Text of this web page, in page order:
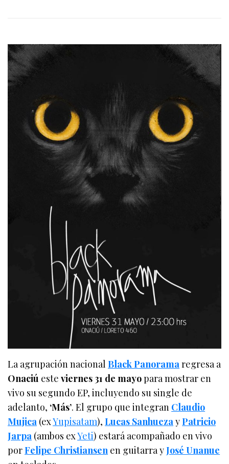
La agrupación nacionalBlack Panorama regresa a
Onaciú esteviernes 31 de mayopara mostrar en
vivo su segundo EP, incluyendo su single de
adelanto, ‘Más’. El grupo que integran Claudio
Mujica (exYupisatam),Lucas Sanhueza yPatricio
Jarpa (ambos exYeti) estará acompañado en vivo
porFelipe Christiansen en guitarra yJosé Unanue